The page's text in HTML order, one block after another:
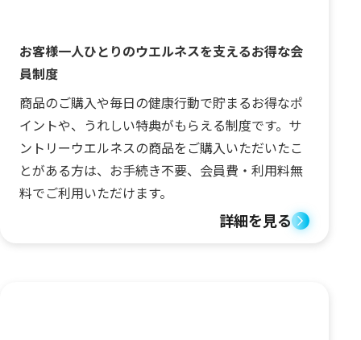
お客様一人ひとりのウエルネスを支えるお得な会
員制度
商品のご購入や毎日の健康行動で貯まるお得なポ
イントや、うれしい特典がもらえる制度です。サ
ントリーウエルネスの商品をご購入いただいたこ
とがある方は、お手続き不要、会員費・利用料無
料でご利用いただけます。
詳細を見る